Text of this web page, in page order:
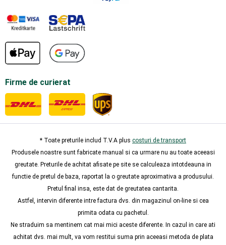
Firme de curierat
* Toate preturile includ T.V.A plus costuri de transport
Produsele noastre sunt fabricate manual si ca urmare nu au toate aceeasi
greutate. Preturile de achitat afisate pe site se calculeaza intotdeauna in
functie de pretul de baza, raportat la o greutate aproximativa a produsului.
Pretul final insa, este dat de greutatea cantarita.
Astfel, intervin diferente intre factura dvs. din magazinul on-line si cea
primita odata cu pachetul.
Ne straduim sa mentinem cat mai mici aceste diferente. In cazul in care ati
achitat dvs. mai mult, va vom restitui suma prin aceeasi metoda de plata